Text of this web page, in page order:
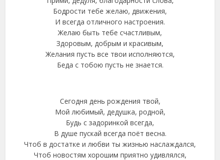
Бодрости тебе желаю, движения,
И всегда отличного настроения.
Желаю быть тебе счастливым,
Здоровым, добрым и красивым,
Желания пусть все твои исполняются,
Беда с тобою пусть не знается.
Сегодня день рождения твой,
Мой любимый, дедушка, родной,
Будь с задоринкой всегда,
В душе пускай всегда поёт весна.
Чтоб в достатке и любви ты жизнью наслаждался,
Чтоб новостям хорошим приятно удивлялся,